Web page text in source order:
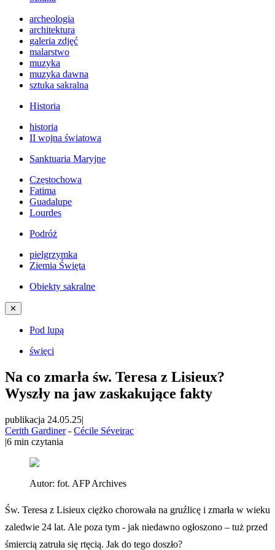
archeologia
architektura
galeria zdjęć
malarstwo
muzyka
muzyka dawna
sztuka sakralna
Historia
historia
II wojna światowa
Sanktuaria Maryjne
Częstochowa
Fatima
Guadalupe
Lourdes
Podróż
pielgrzymka
Ziemia Święta
Obiekty sakralne
✕
Pod lupą
święci
Na co zmarła św. Teresa z Lisieux?
Wyszły na jaw zaskakujące fakty
publikacja 24.05.25|
Cerith Gardiner- Cécile Séveirac
|6 min czytania
Autor: fot. AFP Archives
Św. Teresa z Lisieux ciężko chorowała na gruźlicę i zmarła w wieku
zaledwie 24 lat. Ale poza tym - jak niedawno ogłoszono – tuż przed
śmiercią zatruła się rtęcią. Jak do tego doszło?